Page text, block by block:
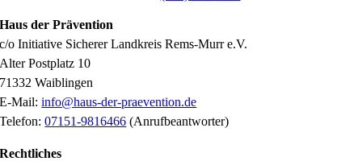
Haus der Prävention
c/o Initiative Sicherer Landkreis Rems-Murr e.V.
Alter Postplatz 10
71332 Waiblingen
E-Mail:info@haus-der-praevention.de
Telefon:07151-9816466 (Anrufbeantworter)
Rechtliches